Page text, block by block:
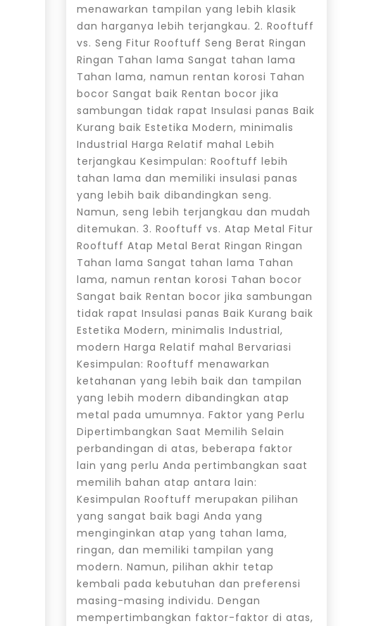
menawarkan tampilan yang lebih klasik
dan harganya lebih terjangkau. 2. Rooftuff
vs. Seng Fitur Rooftuff Seng Berat Ringan
Ringan Tahan lama Sangat tahan lama
Tahan lama, namun rentan korosi Tahan
bocor Sangat baik Rentan bocor jika
sambungan tidak rapat Insulasi panas Baik
Kurang baik Estetika Modern, minimalis
Industrial Harga Relatif mahal Lebih
terjangkau Kesimpulan: Rooftuff lebih
tahan lama dan memiliki insulasi panas
yang lebih baik dibandingkan seng.
Namun, seng lebih terjangkau dan mudah
ditemukan. 3. Rooftuff vs. Atap Metal Fitur
Rooftuff Atap Metal Berat Ringan Ringan
Tahan lama Sangat tahan lama Tahan
lama, namun rentan korosi Tahan bocor
Sangat baik Rentan bocor jika sambungan
tidak rapat Insulasi panas Baik Kurang baik
Estetika Modern, minimalis Industrial,
modern Harga Relatif mahal Bervariasi
Kesimpulan: Rooftuff menawarkan
ketahanan yang lebih baik dan tampilan
yang lebih modern dibandingkan atap
metal pada umumnya. Faktor yang Perlu
Dipertimbangkan Saat Memilih Selain
perbandingan di atas, beberapa faktor
lain yang perlu Anda pertimbangkan saat
memilih bahan atap antara lain:
Kesimpulan Rooftuff merupakan pilihan
yang sangat baik bagi Anda yang
menginginkan atap yang tahan lama,
ringan, dan memiliki tampilan yang
modern. Namun, pilihan akhir tetap
kembali pada kebutuhan dan preferensi
masing-masing individu. Dengan
mempertimbangkan faktor-faktor di atas,